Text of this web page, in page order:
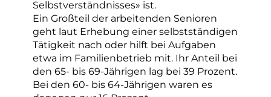
Selbstverständnisses» ist.
Ein Großteil der arbeitenden Senioren
geht laut Erhebung einer selbstständigen
Tätigkeit nach oder hilft bei Aufgaben
etwa im Familienbetrieb mit. Ihr Anteil bei
den 65- bis 69-Jährigen lag bei 39 Prozent.
Bei den 60- bis 64-Jährigen waren es